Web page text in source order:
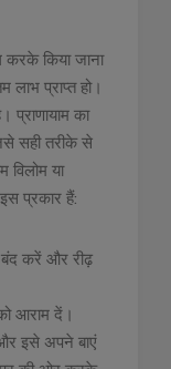
करके किया जाना
प्राप्त हो।
प्राणायाम का
सही तरीके से
विलोम या
प्रकार हैं:
करें और रीढ़
आराम दें।
इसे अपने बाएं